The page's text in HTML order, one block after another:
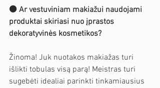
⚫️ Ar vestuviniam makiažui naudojami
produktai skiriasi nuo įprastos
dekoratyvinės kosmetikos?
Žinoma! Juk nuotakos makiažas turi
išlikti tobulas visą parą! Meistras turi
sugebėti idealiai parinkti tinkamiausius